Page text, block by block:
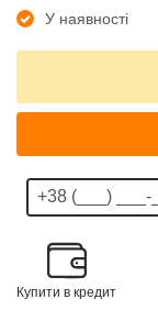
У наявності
Купити в кредит